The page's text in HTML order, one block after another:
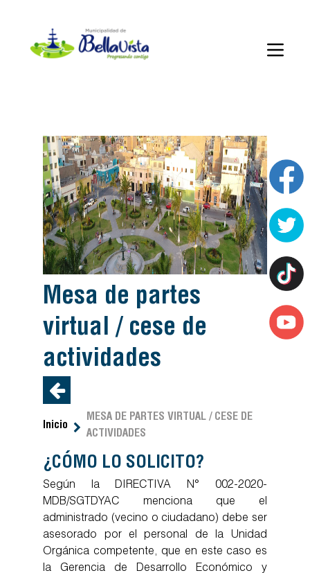
mesa de partes
virtual / cese de
actividades
Inicio
MESA DE PARTES VIRTUAL / CESE DE
ACTIVIDADES
¿CÓMO LO SOLICITO?
Según la DIRECTIVA N° 002-2020-
MDB/SGTDYAC menciona que el
administrado (vecino o ciudadano) debe ser
asesorado por el personal de la Unidad
Orgánica competente, que en este caso es
la Gerencia de Desarrollo Económico y